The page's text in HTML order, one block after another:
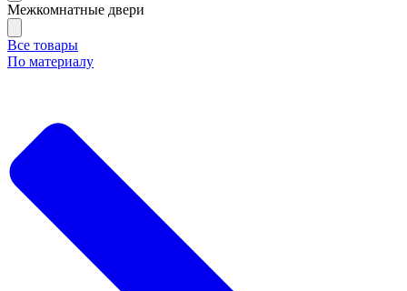
Межкомнатные двери
Все товары
По материалу